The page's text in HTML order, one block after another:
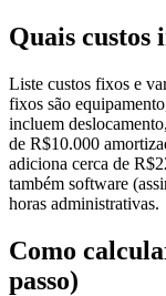
Quais custos
Liste custos fixos e
fixos são
incluem
de R$10.000
adiciona cerca de
também software
horas administrativas.
Como
passo)